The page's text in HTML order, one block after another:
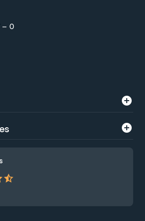
– 0